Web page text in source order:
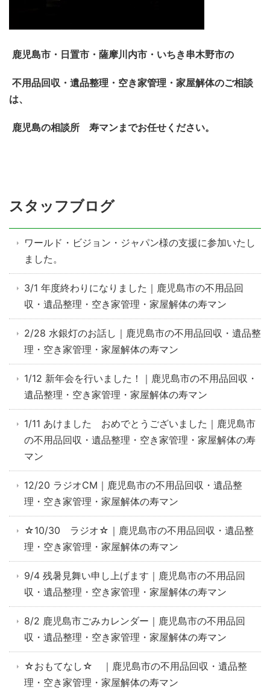
鹿児島市・日置市・薩摩川内市・いちき串木野市の
不用品回収・遺品整理・空き家管理・家屋解体のご相談
は、
鹿児島の相談所 寿マンまでお任せください。
スタッフブログ
ワールド・ビジョン・ジャパン様の支援に参加いたし
ました。
3/1 年度終わりになりました｜鹿児島市の不用品回
収・遺品整理・空き家管理・家屋解体の寿マン
2/28 水銀灯のお話し｜鹿児島市の不用品回収・遺品整
理・空き家管理・家屋解体の寿マン
1/12 新年会を行いました！｜鹿児島市の不用品回収・
遺品整理・空き家管理・家屋解体の寿マン
1/11 あけました おめでとうございました｜鹿児島市
の不用品回収・遺品整理・空き家管理・家屋解体の寿
マン
12/20 ラジオCM｜鹿児島市の不用品回収・遺品整
理・空き家管理・家屋解体の寿マン
☆10/30 ラジオ☆｜鹿児島市の不用品回収・遺品整
理・空き家管理・家屋解体の寿マン
9/4 残暑見舞い申し上げます｜鹿児島市の不用品回
収・遺品整理・空き家管理・家屋解体の寿マン
8/2 鹿児島市ごみカレンダー｜鹿児島市の不用品回
収・遺品整理・空き家管理・家屋解体の寿マン
☆おもてなし☆ ｜鹿児島市の不用品回収・遺品整
理・空き家管理・家屋解体の寿マン